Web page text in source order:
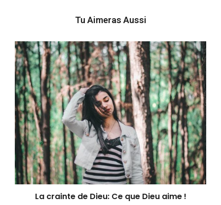
Tu Aimeras Aussi
La crainte de Dieu: Ce que Dieu aime !